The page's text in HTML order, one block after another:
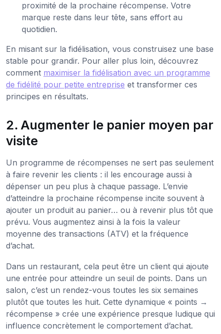
proximité de la prochaine récompense. Votre
marque reste dans leur tête, sans effort au
quotidien.
En misant sur la fidélisation, vous construisez une base
stable pour grandir. Pour aller plus loin, découvrez
comment maximiser la fidélisation avec un programme
de fidélité pour petite entreprise et transformer ces
principes en résultats.
2. Augmenter le panier moyen par
visite
Un programme de récompenses ne sert pas seulement
à faire revenir les clients : il les encourage aussi à
dépenser un peu plus à chaque passage. L’envie
d’atteindre la prochaine récompense incite souvent à
ajouter un produit au panier… ou à revenir plus tôt que
prévu. Vous augmentez ainsi à la fois la valeur
moyenne des transactions (ATV) et la fréquence
d’achat.
Dans un restaurant, cela peut être un client qui ajoute
une entrée pour atteindre un seuil de points. Dans un
salon, c’est un rendez-vous toutes les six semaines
plutôt que toutes les huit. Cette dynamique « points →
récompense » crée une expérience presque ludique qui
influence concrètement le comportement d’achat.